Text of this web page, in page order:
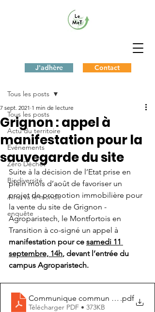
J'adhère Contact
Tous les posts
Actu du territoire
Evénements
Zéro Déchet
Biodiversité
Ainsi va le monde
enquête
Tous les posts
Grignon : appel à
manifestation pour la
sauvegarde du site
7 sept. 2021 1 min de lecture
Suite à la décision de l’Etat prise en
plein mois d’août de favoriser un
projet de promotion immobilière pour
la vente du site de Grignon -
Agroparistech, le Montfortois en
Transition à co-signé un appel à
manifestation pour ce samedi 11
septembre, 14h, devant l’entrée du
campus Agroparistech.
Communique commun manif.pdf
Télécharger PDF • 373KB